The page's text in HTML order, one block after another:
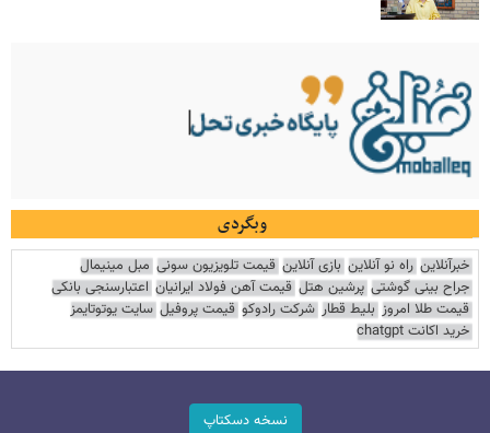
وبگردی
خبرآنلاین راه نو آنلاین بازی آنلاین قیمت تلویزیون سونی مبل مینیمال
جراح بینی گوشتی پرشین هتل قیمت آهن فولاد ایرانیان اعتبارسنجی بانکی
قیمت طلا امروز بلیط قطار شرکت رادوکو قیمت پروفیل سایت یوتوتایمز
خرید اکانت chatgpt
نسخه دسکتاپ